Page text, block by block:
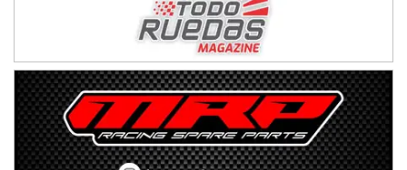
Moto Club Reginense (Tierra)
CSK - F7
Juventud Unida (Tierra)
Humboldt (Santa Fe)
NORESTE SANTAFESINO - F6